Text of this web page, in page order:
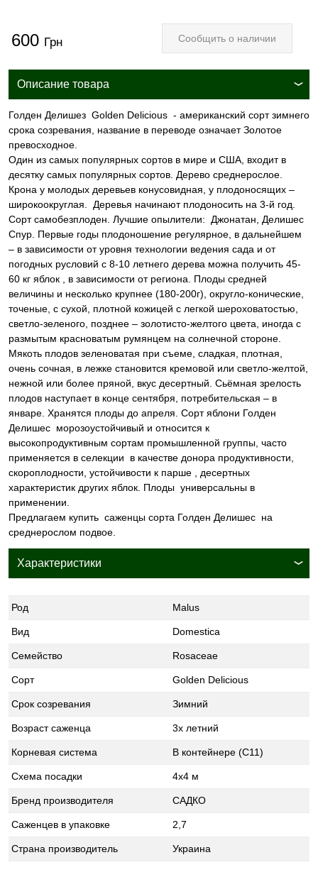
600 Грн Сообщить о наличии
Описание товара
Голден Делишез Golden Delicious - американский сорт зимнего
срока созревания, название в переводе означает Золотое
превосходное.
Один из самых популярных сортов в мире и США, входит в
десятку самых популярных сортов. Дерево среднерослое.
Крона у молодых деревьев конусовидная, у плодоносящих –
широкоокруглая. Деревья начинают плодоносить на 3-й год.
Сорт самобезплоден. Лучшие опылители: Джонатан, Делишес
Спур. Первые годы плодоношение регулярное, в дальнейшем
– в зависимости от уровня технологии ведения сада и от
погодных русловий с 8-10 летнего дерева можна получить 45-
60 кг яблок , в зависимости от региона. Плоды средней
величины и несколько крупнее (180-200г), округло-конические,
точеные, с сухой, плотной кожицей с легкой шероховатостью,
светло-зеленого, позднее – золотисто-желтого цвета, иногда с
размытым красноватым румянцем на солнечной стороне.
Мякоть плодов зеленоватая при съеме, сладкая, плотная,
очень сочная, в лежке становится кремовой или светло-желтой,
нежной или более пряной, вкус десертный. Сьёмная зрелость
плодов наступает в конце сентября, потребительская – в
январе. Хранятся плоды до апреля. Сорт яблони Голден
Делишес морозоустойчивый и относится к
высокопродуктивным сортам промышленной группы, часто
применяется в селекции в качестве донора продуктивности,
скороплодности, устойчивости к парше , десертных
характеристик других яблок. Плоды универсальны в
применении.
Предлагаем купить саженцы сорта Голден Делишес на
среднерослом подвое.
Характеристики
Род Malus
Вид Domestica
Семейство Rosaceae
Сорт Golden Delicious
Срок созревания Зимний
Возраст саженца 3х летний
Корневая система В контейнере (С11)
Схема посадки 4x4 м
Бренд производителя САДКО
Саженцев в упаковке 2,7
Страна производитель Украина